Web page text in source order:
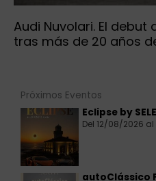
Audi Nuvolari. El
tras más de 20 años
Próximos Eventos
Eclipse by
Del 12/08/2026
autoClássico